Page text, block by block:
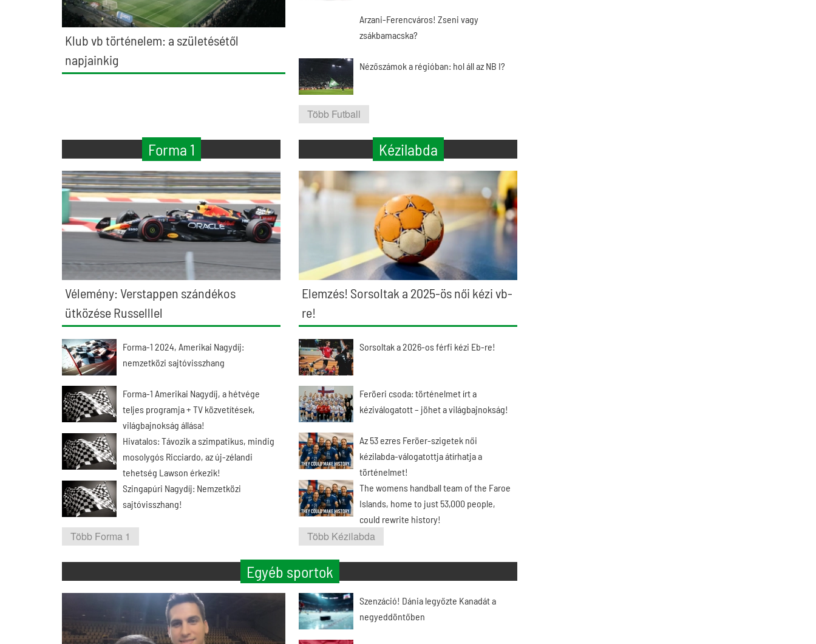
Klub vb történelem: a születésétől
napjainkig
Arzani-Ferencváros! Zseni vagy
zsákbamacska?
Nézőszámok a régióban: hol áll az NB I?
Több Futball
Forma 1
Vélemény: Verstappen szándékos
ütközése Russelllel
Forma-1 2024, Amerikai Nagydíj:
nemzetközi sajtóvisszhang
Forma-1 Amerikai Nagydíj, a hétvége
teljes programja + TV közvetítések,
világbajnokság állása!
Hivatalos: Távozik a szimpatikus, mindig
mosolygós Ricciardo, az új-zélandi
tehetség Lawson érkezik!
Szingapúri Nagydíj: Nemzetközi
sajtóvisszhang!
Több Forma 1
Kézilabda
Elemzés! Sorsoltak a 2025-ös női kézi vb-
re!
Sorsoltak a 2026-os férfi kézi Eb-re!
Feröeri csoda: történelmet írt a
kéziválogatott – jöhet a világbajnokság!
Az 53 ezres Feröer-szigetek női
kézilabda-válogatottja átírhatja a
történelmet!
The womens handball team of the Faroe
Islands, home to just 53,000 people,
could rewrite history!
Több Kézilabda
Egyéb sportok
Szenzáció! Dánia legyőzte Kanadát a
negyeddöntőben